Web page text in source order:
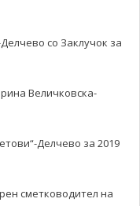
со Заклучок за
Величковска-
Делчево за 2019
сметководител на